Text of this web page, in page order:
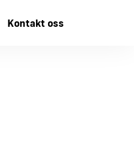
Kontakt oss